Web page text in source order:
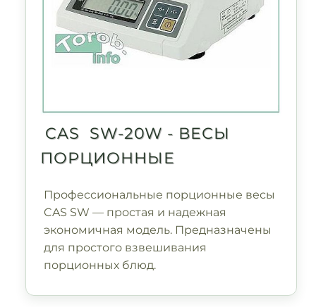
CAS SW-20W - ВЕСЫ
ПОРЦИОННЫЕ
Профессиональные порционные весы
CAS SW — простая и надежная
экономичная модель. Предназначены
для простого взвешивания
порционных блюд.